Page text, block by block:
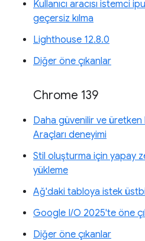
Kullanıcı aracısı istemci
geçersiz kılma
Lighthouse 12.8.0
Diğer öne çıkanlar
Chrome 139
Daha güvenilir ve
Araçları deneyimi
Stil oluşturma için yapay
yükleme
Ağ'daki tabloya istek
Google I/O 2025'te öne
Diğer öne çıkanlar